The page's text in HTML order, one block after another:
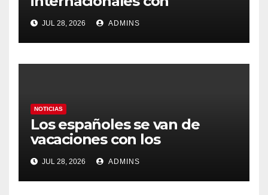
Latinoamérica como socio
prioritario en su agenda de
gobierno
JUL 28, 2026 ADMINS
NOTICIAS
Los españoles se van de
vacaciones con los
carburantes hasta un 21%
más caros que el año pasado
y los hoteles disparados
JUL 28, 2026 ADMINS